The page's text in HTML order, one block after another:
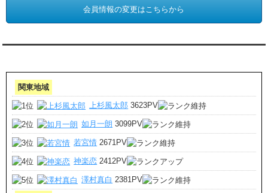
会員情報の変更はこちらから
関東地域
上杉風太郎 3623PV
如月一朗 3099PV
若宮情 2671PV
神楽恋 2412PV
澤村真白 2381PV